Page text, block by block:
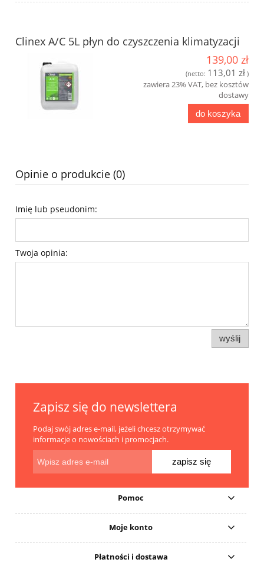
Clinex A/C 5L płyn do czyszczenia klimatyzacji
139,00 zł
(netto: 113,01 zł )
zawiera 23% VAT, bez kosztów
dostawy
do koszyka
Opinie o produkcie (0)
Imię lub pseudonim:
Twoja opinia:
wyślij
Zapisz się do newslettera
Podaj swój adres e-mail, jeżeli chcesz otrzymywać
informacje o nowościach i promocjach.
zapisz się
Pomoc
Moje konto
Płatności i dostawa